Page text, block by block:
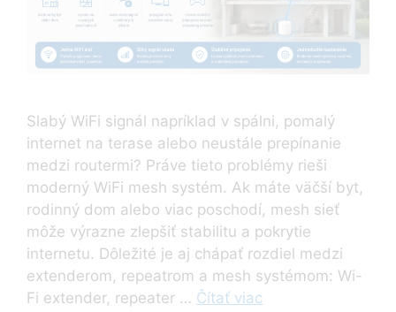
Slabý WiFi signál napríklad v spálni, pomalý
internet na terase alebo neustále prepínanie
medzi routermi? Práve tieto problémy rieši
moderný WiFi mesh systém. Ak máte väčší byt,
rodinný dom alebo viac poschodí, mesh sieť
môže výrazne zlepšiť stabilitu a pokrytie
internetu. Dôležité je aj chápať rozdiel medzi
extenderom, repeatrom a mesh systémom: Wi-
Fi extender, repeater … Čítať viac